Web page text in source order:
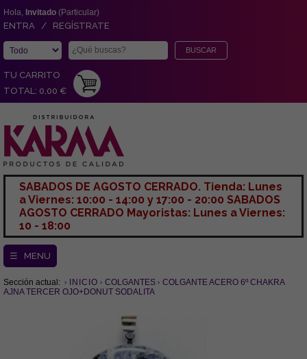
Hola, Invitado (Particular)
ENTRA / REGÍSTRATE
TU CARRITO
TOTAL: 0,00 €
SABADOS DE AGOSTO CERRADO. Tienda: Lunes
a Viernes: 10:00 - 14:00 y 17:00 - 20:00 SABADOS
AGOSTO CERRADO Mayoristas: Lunes a Viernes:
10 - 18:00
☰ MENU
Sección actual: INICIO COLGANTES
COLGANTE ACERO 6º CHAKRA
AJNA TERCER OJO+DONUT SODALITA